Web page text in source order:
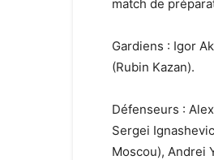
match de
Gardiens : Igor
(Rubin Kazan).
Défenseurs :
Sergei
Moscou), Andrei